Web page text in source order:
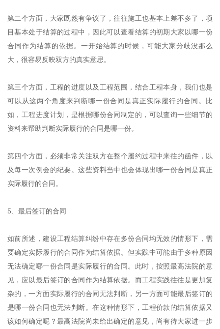
第二个方面，大家既然有争议了，往往施工也基本上差不多了，项
目基本处于结算的过程中，因此可以查看结算的初期大家以哪一份
合同作为结算的依据。一开始结算的时候，可能大家分歧没那么
大，很容易反映双方的真实意思。
第三个方面，工程的进度以及工程范围，结合工程本身，我们也是
可以从这两个角度来判断哪一份合同是真正实际履行的合同。比
如，工程进度计划，是根据哪份合同制定的，可以查询一些细节的
资料来帮助判断实际履行的合同是哪一份。
第四个方面，必须非常关注双方在整个履约过程中来往的函件，以
及每一次例会的纪要。这些资料当中也会体现出哪一份合同是真正
实际履行的合同。
5、最后签订的合同
如前所述，建设工程结算纠纷中存在多份合同均无效的情形下，需
要确定实际履行的合同作为结算依据。但实践中可能由于多种原因
无法确定哪一份合同是实际履行的合同。此时，按照最高法院的意
见，应以最后签订的合同作为结算依据。而工程实践往往是更加复
杂的，一方面实际履行的合同无法判断，另一方面可能最后签订的
是哪一份合同也无法判断。在这种情形下，工程价款的结算依据又
该如何确定呢？最高法院尚未给出确定的意见，尚有待大家进一步